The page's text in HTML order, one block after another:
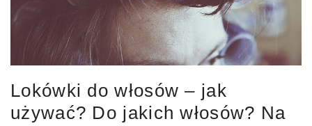
Lokówki do włosów – jak
używać? Do jakich włosów? Na